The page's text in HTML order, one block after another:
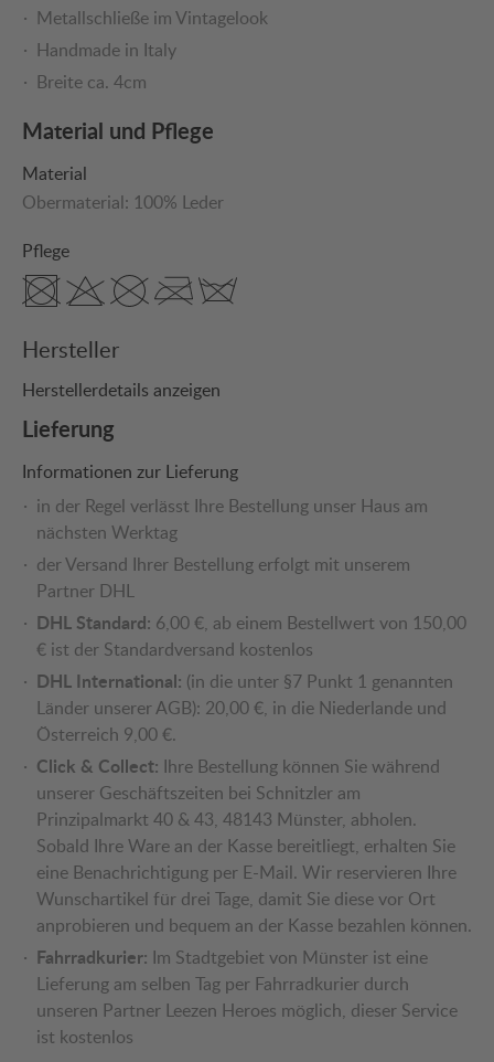
Metallschließe im Vintagelook
Handmade in Italy
Breite ca. 4cm
Material und Pflege
Material
Obermaterial: 100% Leder
Pflege
Hersteller
Herstellerdetails anzeigen
Lieferung
Informationen zur Lieferung
in der Regel verlässt Ihre Bestellung unser Haus am
nächsten Werktag
der Versand Ihrer Bestellung erfolgt mit unserem
Partner DHL
DHL Standard: 6,00 €, ab einem Bestellwert von 150,00
€ ist der Standardversand kostenlos
DHL International: (in die unter §7 Punkt 1 genannten
Länder unserer AGB): 20,00 €, in die Niederlande und
Österreich 9,00 €.
Click & Collect: Ihre Bestellung können Sie während
unserer Geschäftszeiten bei Schnitzler am
Prinzipalmarkt 40 & 43, 48143 Münster, abholen.
Sobald Ihre Ware an der Kasse bereitliegt, erhalten Sie
eine Benachrichtigung per E-Mail. Wir reservieren Ihre
Wunschartikel für drei Tage, damit Sie diese vor Ort
anprobieren und bequem an der Kasse bezahlen können.
Fahrradkurier: Im Stadtgebiet von Münster ist eine
Lieferung am selben Tag per Fahrradkurier durch
unseren Partner Leezen Heroes möglich, dieser Service
ist kostenlos